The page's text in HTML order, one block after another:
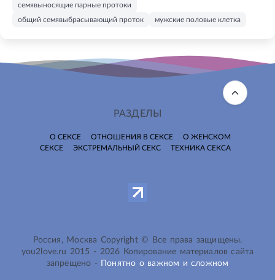
семявыносящие парные протоки
общий семявыбрасывающий проток
мужские половые клетка
РАЗДЕЛЫ
О СЕКСЕ ОТНОШЕНИЯ В СЕКСЕ
О ЖЕНСКОМ
СЕКСЕ
ЭКСТРЕМАЛЬНЫЙ СЕКС ТЕХНИКА СЕКСА
Россия, Москва Copyright © Все права защищены.
you2love.ru 2015 - 2026 Копирование материалов сайта
запрещено -
Понятно о важном и сложном